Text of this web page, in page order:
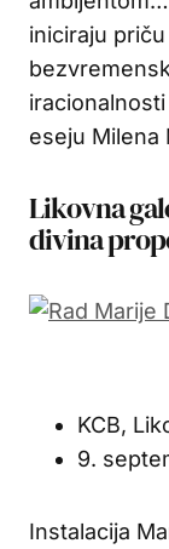
iniciraju
eseju Milena
Likovna
divina
KCB,
9.
Instalacija